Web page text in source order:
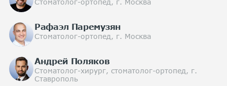
Стоматолог-ортопед, г. Москва
Рафаэл Паремузян
Стоматолог-ортопед, г. Москва
Андрей Поляков
Стоматолог-хирург, стоматолог-ортопед, г.
Ставрополь